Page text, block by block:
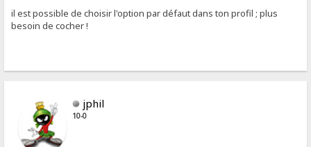
il est possible de choisir l'option par défaut dans ton profil ; plus
besoin de cocher !
jphil
10-0